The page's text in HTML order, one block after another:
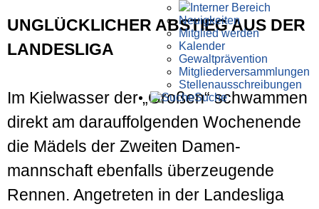
Interner Bereich
Neuigkeiten
Mitglied werden
Kalender
Gewaltprävention
Mitglieder­versammlungen
Stellen­aus­schrei­bungen
Suche
UNGLÜCKLICHER ABSTIEG AUS DER
LANDESLIGA
Im Kielwasser der „Großen“ schwammen
direkt am darauf­folgenden Wochen­ende
die Mädels der Zweiten Damen­
mannschaft ebenfalls über­zeugende
Rennen. Angetreten in der Landes­liga